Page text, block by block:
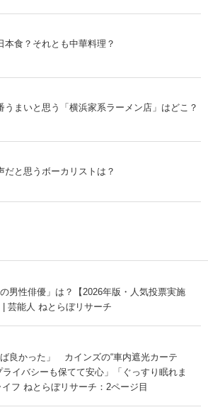
本食？それとも中華料理？
うまいと思う「横浜家系ラーメン店」はどこ？
だと思うボーカリストは？
男性俳優」は？【2026年版・人気投票実施
芸能人 ねとらぼリサーチ
ば良かった」 カインズの“車内遮光カーテ
イバシーも保てて安心」「ぐっすり眠れま
フ ねとらぼリサーチ：2ページ目